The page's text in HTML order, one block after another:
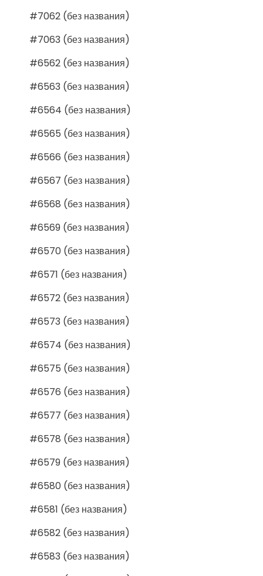
#7062 (без названия)
#7063 (без названия)
#6562 (без названия)
#6563 (без названия)
#6564 (без названия)
#6565 (без названия)
#6566 (без названия)
#6567 (без названия)
#6568 (без названия)
#6569 (без названия)
#6570 (без названия)
#6571 (без названия)
#6572 (без названия)
#6573 (без названия)
#6574 (без названия)
#6575 (без названия)
#6576 (без названия)
#6577 (без названия)
#6578 (без названия)
#6579 (без названия)
#6580 (без названия)
#6581 (без названия)
#6582 (без названия)
#6583 (без названия)